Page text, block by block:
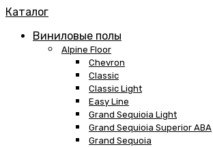
Каталог
Виниловые полы
Alpine Floor
Chevron
Classic
Classic Light
Easy Line
Grand Sequioia Light
Grand Sequioia Superior ABA
Grand Sequoia